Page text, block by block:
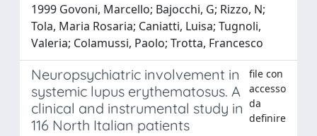
1999 Govoni, Marcello; Bajocchi, G; Rizzo, N;
Tola, Maria Rosaria; Caniatti, Luisa; Tugnoli,
Valeria; Colamussi, Paolo; Trotta, Francesco
Neuropsychiatric involvement in
systemic lupus erythematosus. A
clinical and instrumental study in
116 North Italian patients
file con
accesso
da
definire